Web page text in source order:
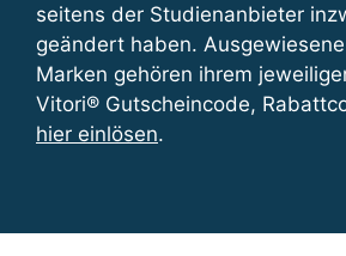
seitens der Studienanbieter
geändert haben.
Marken gehören ihrem
Vitori® Gutscheincode,
hier einlösen.